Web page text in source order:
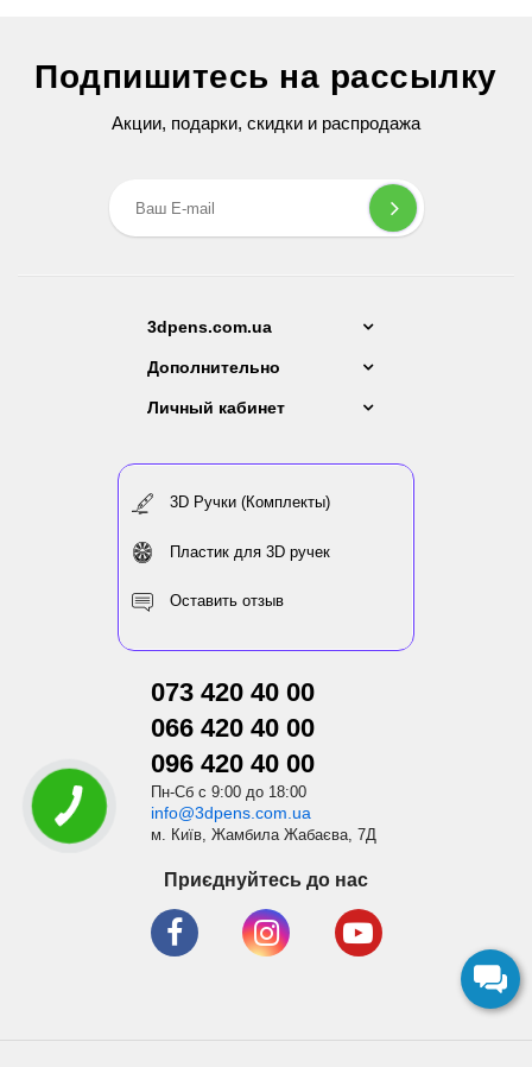
199 грн
Подпишитесь на рассылку
Акции, подарки, скидки и распродажа
3dpens.com.ua
Дополнительно
Личный кабинет
3D Ручки (Комплекты)
Пластик для 3D ручек
Оставить отзыв
073 420 40 00
066 420 40 00
096 420 40 00
Пн-Сб с 9:00 до 18:00
info@3dpens.com.ua
м. Київ, Жамбила Жабаєва, 7Д
Приєднуйтесь до нас